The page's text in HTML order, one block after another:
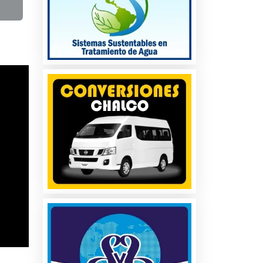
lo